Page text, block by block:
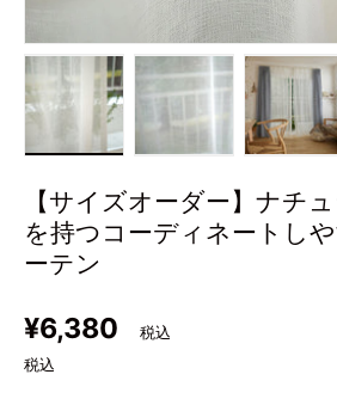
【サイズオーダー】ナチ
を持つコーディネートし
ーテン
定価
¥6,380
税込